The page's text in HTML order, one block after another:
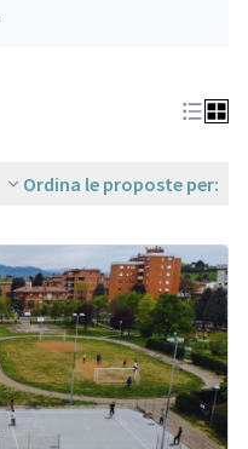
Ordina le proposte per: